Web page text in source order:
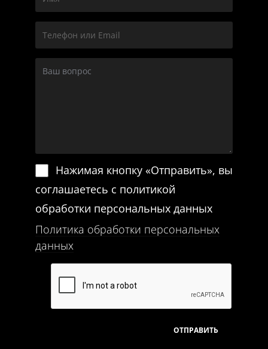
Нажимая кнопку «Отправить», вы
соглашаетесь с политикой
обработки персональных данных
Политика обработки персональных
данных